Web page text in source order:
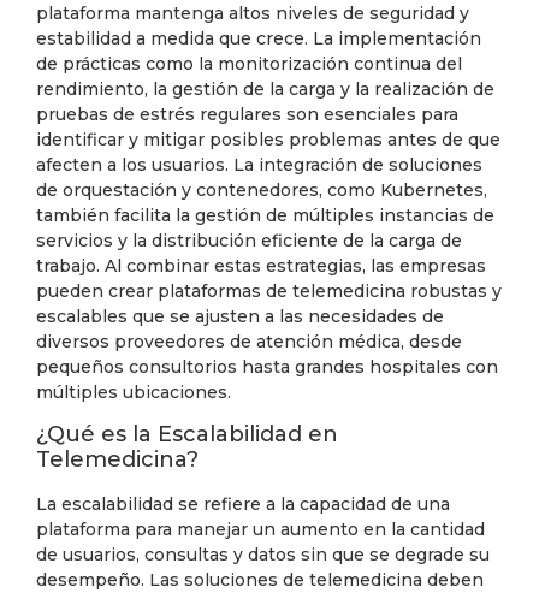
plataforma mantenga altos niveles de seguridad y
estabilidad a medida que crece. La implementación
de prácticas como la monitorización continua del
rendimiento, la gestión de la carga y la realización de
pruebas de estrés regulares son esenciales para
identificar y mitigar posibles problemas antes de que
afecten a los usuarios. La integración de soluciones
de orquestación y contenedores, como Kubernetes,
también facilita la gestión de múltiples instancias de
servicios y la distribución eficiente de la carga de
trabajo. Al combinar estas estrategias, las empresas
pueden crear plataformas de telemedicina robustas y
escalables que se ajusten a las necesidades de
diversos proveedores de atención médica, desde
pequeños consultorios hasta grandes hospitales con
múltiples ubicaciones.
¿Qué es la Escalabilidad en
Telemedicina?
La escalabilidad se refiere a la capacidad de una
plataforma para manejar un aumento en la cantidad
de usuarios, consultas y datos sin que se degrade su
desempeño. Las soluciones de telemedicina deben